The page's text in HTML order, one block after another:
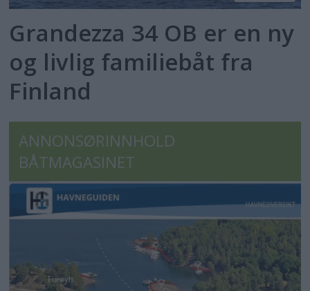
Grandezza 34 OB er en ny
og livlig familiebåt fra
Finland
ANNONSØRINNHOLD
BÅTMAGASINET